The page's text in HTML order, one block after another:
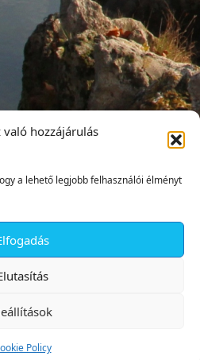
való hozzájárulás
a lehető legjobb felhasználói élményt
Policy
✕